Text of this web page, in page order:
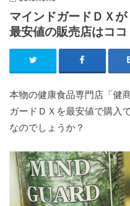
マインドガードＤＸ
最安値の販売店はココ
本物の健康食品専門店「健
ガードＤＸを最安値で購入
なのでしょうか？